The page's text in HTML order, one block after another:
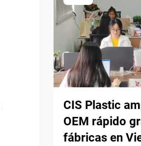
CIS Plastic
OEM rápido
fábricas en